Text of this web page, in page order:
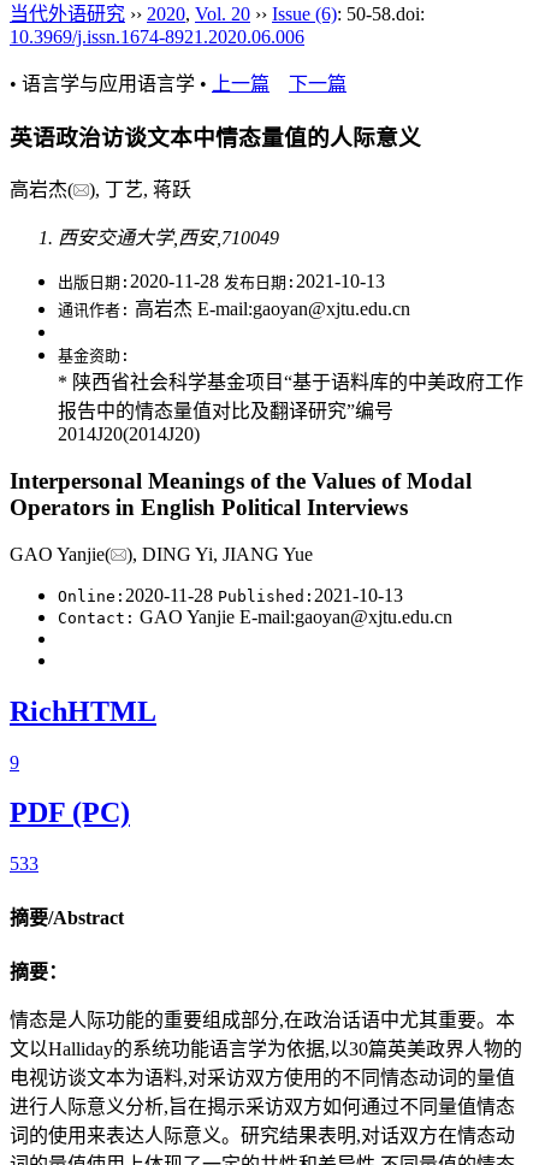
当代外语研究 ›› 2020, Vol. 20 ›› Issue (6): 50-58.doi:
10.3969/j.issn.1674-8921.2020.06.006
• 语言学与应用语言学 • 上一篇 下一篇
英语政治访谈文本中情态量值的人际意义
高岩杰( ), 丁艺, 蒋跃
西安交通大学,西安,710049
出版日期: 2020-11-28 发布日期: 2021-10-13
通讯作者: 高岩杰 E-mail:gaoyan@xjtu.edu.cn
基金资助:
* 陕西省社会科学基金项目“基于语料库的中美政府工作
报告中的情态量值对比及翻译研究”编号
2014J20(2014J20)
Interpersonal Meanings of the Values of Modal
Operators in English Political Interviews
GAO Yanjie( ), DING Yi, JIANG Yue
Online: 2020-11-28 Published: 2021-10-13
Contact: GAO Yanjie E-mail:gaoyan@xjtu.edu.cn
RichHTML
9
PDF (PC)
533
摘要/Abstract
摘要：
情态是人际功能的重要组成部分,在政治话语中尤其重要。本
文以Halliday的系统功能语言学为依据,以30篇英美政界人物的
电视访谈文本为语料,对采访双方使用的不同情态动词的量值
进行人际意义分析,旨在揭示采访双方如何通过不同量值情态
词的使用来表达人际意义。研究结果表明,对话双方在情态动